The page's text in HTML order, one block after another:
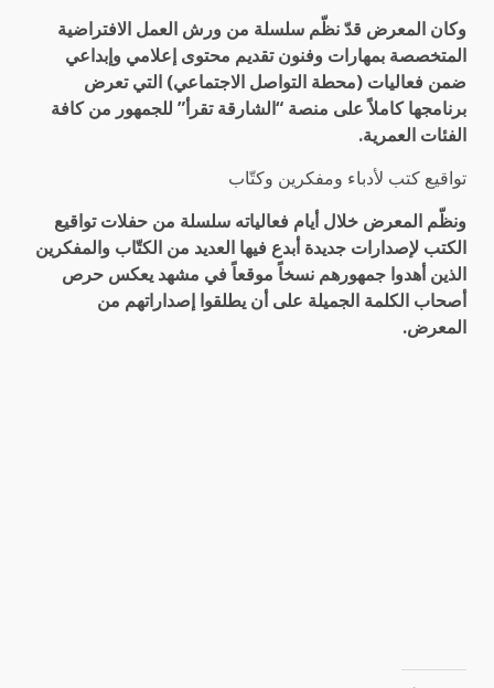
وكان المعرض قدّ نظّم سلسلة من ورش العمل الافتراضية
المتخصصة بمهارات وفنون تقديم محتوى إعلامي وإبداعي
ضمن فعاليات (محطة التواصل الاجتماعي) التي تعرض
برنامجها كاملاً على منصة “الشارقة تقرأ” للجمهور من كافة
الفئات العمرية.
تواقيع كتب لأدباء ومفكرين وكتّاب
ونظّم المعرض خلال أيام فعالياته سلسلة من حفلات تواقيع
الكتب لإصدارات جديدة أبدع فيها العديد من الكتّاب والمفكرين
الذين أهدوا جمهورهم نسخاً موقعاً في مشهد يعكس حرص
أصحاب الكلمة الجميلة على أن يطلقوا إصداراتهم من
المعرض.